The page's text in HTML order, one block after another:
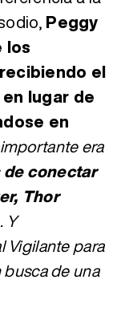
Peggy
los
el
lugar de
en
era
de conectar
Thor
Y
Vigilante para
de una